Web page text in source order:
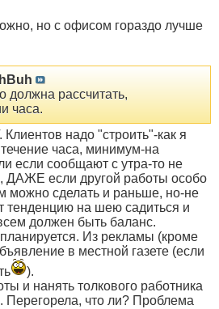
но с офисом гораздо лучше
должна рассчитать,
часа.
надо "строить"-как я
часа, минимум-на
если сообщают с утра-то не
ДАЖЕ если другой работы особо
можно сделать и раньше, но-не
тенденцию на шею садиться и
должен быть баланс.
Из рекламы (кроме
в местной газете (если
).
и нанять толкового работника
Перегорела, что ли? Проблема